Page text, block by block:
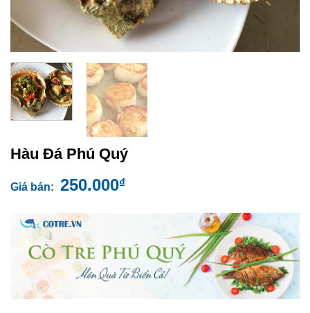
Hàu Đá Phú Quý
Giá bán: 250.000₫